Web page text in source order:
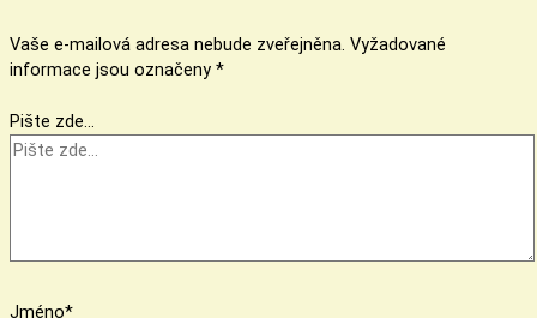
Vaše e-mailová adresa nebude zveřejněna. Vyžadované
informace jsou označeny *
Pište zde…
Jméno*